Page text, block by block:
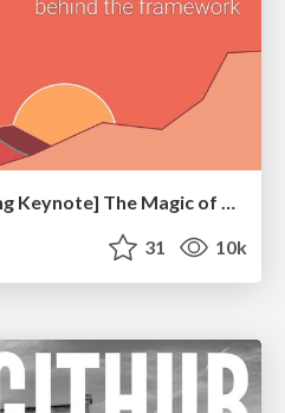
[RailsConf 2023 Opening Keynote] The Magic of Rails
31 10k